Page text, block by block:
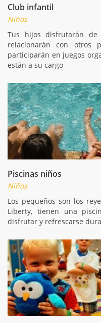
Club infantil
Niños
Tus hijos disfrutarán
relacionarán con otros
participarán en juegos
están a su cargo
Piscinas niños
Niños
Los pequeños son los
Liberty, tienen una
disfrutar y refrescarse